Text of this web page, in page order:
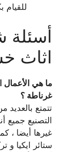
للقيام
أسئلة
اثاث
ما هي الأعمال
غرناطة ؟
تتمتع بالعديد
التصنيع جميع
غيرها أيضا ،
ستائر ايكيا و